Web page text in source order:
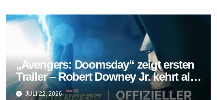
„Avengers: Doomsday“ zeigt ersten
Trailer – Robert Downey Jr. kehrt als
Doctor Doom zurück
JULI 22, 2026